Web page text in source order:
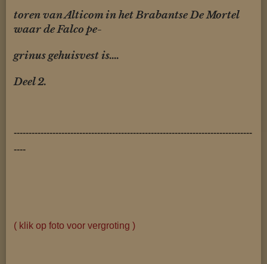
toren van Alticom in het Brabantse De Mortel
waar de Falco pe-
grinus gehuisvest is....
Deel 2.
--------------------------------------------------------------------------------
----
( klik op foto voor vergroting )